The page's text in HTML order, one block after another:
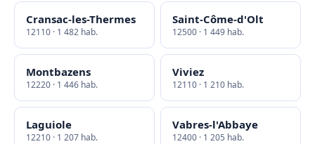
Cransac-les-Thermes
12110 · 1 482 hab.
Saint-Côme-d'Olt
12500 · 1 449 hab.
Montbazens
12220 · 1 446 hab.
Viviez
12110 · 1 210 hab.
Laguiole
12210 · 1 207 hab.
Vabres-l'Abbaye
12400 · 1 205 hab.